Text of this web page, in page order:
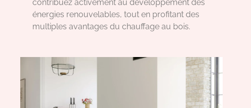
contribuez activement au développement des
énergies renouvelables, tout en profitant des
multiples avantages du chauffage au bois.